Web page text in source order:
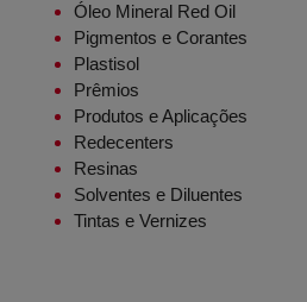
Óleo Mineral Red Oil
Pigmentos e Corantes
Plastisol
Prêmios
Produtos e Aplicações
Redecenters
Resinas
Solventes e Diluentes
Tintas e Vernizes